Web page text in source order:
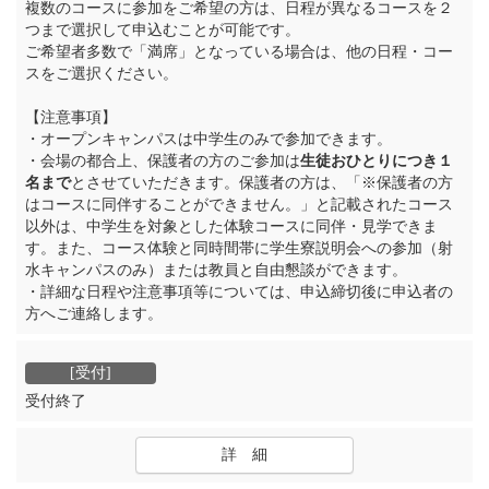
複数のコースに参加をご希望の方は、日程が異なるコースを２
つまで選択して申込むことが可能です。
ご希望者多数で「満席」となっている場合は、他の日程・コー
スをご選択ください。
【注意事項】
・オープンキャンパスは中学生のみで参加できます。
・会場の都合上、保護者の方のご参加は生徒おひとりにつき１
名までとさせていただきます。保護者の方は、「※保護者の方
はコースに同伴することができません。」と記載されたコース
以外は、中学生を対象とした体験コースに同伴・見学できま
す。また、コース体験と同時間帯に学生寮説明会への参加（射
水キャンパスのみ）または教員と自由懇談ができます。
・詳細な日程や注意事項等については、申込締切後に申込者の
方へご連絡します。
受付終了
詳 細